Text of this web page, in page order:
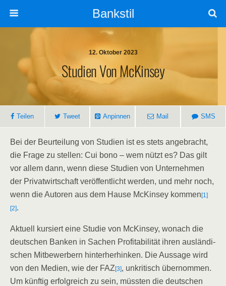
Bankstil
12. Oktober 2023
Stu­di­en Von McKinsey
Tei­len Tweet Anpin­nen Mail SMS
Bei der Beur­tei­lung von Stu­di­en ist es stets ange­bracht,
die Fra­ge zu stel­len: Cui bono – wem nützt es? Das gilt
vor allem dann, wenn die­se Stu­di­en von Unter­neh­men
der Pri­vat­wirt­schaft ver­öf­fent­licht wer­den, und mehr noch,
wenn die Autoren aus dem Hau­se McK­in­sey kom­men [1]
[2].
Aktu­ell kur­siert eine Stu­die von McK­in­sey, wonach die
deut­schen Ban­ken in Sachen Pro­fi­ta­bi­li­tät ihren aus­län­di­
schen Mit­be­wer­bern hin­ter­her­hin­ken. Die Aus­sa­ge wird
von den Medi­en, wie der FAZ [3], unkri­tisch über­nom­men.
Um künf­tig erfolg­reich zu sein, müss­ten die deut­schen